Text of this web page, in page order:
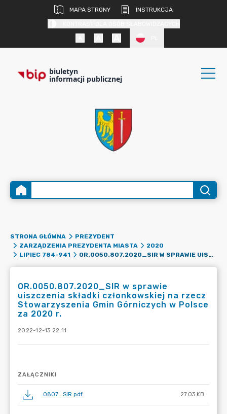
MAPA STRONY
INSTRUKCJA
biuletyn
informacji publicznej
STRONA GŁÓWNA
PREZYDENT
ZARZĄDZENIA PREZYDENTA MIASTA
2020
LIPIEC 784-941
OR.0050.807.2020_SIR W SPRAWIE UISZCZENIA SKŁADKI CZŁONKOWSKIEJ NA RZECZ STOWARZYSZENIA GMIN GÓRNICZYCH W POLSCE ZA 2020 R.
OR.0050.807.2020_SIR w sprawie
uiszczenia składki członkowskiej na rzecz
Stowarzyszenia Gmin Górniczych w Polsce
za 2020 r.
2022-12-13 22:11
ZAŁĄCZNIKI
0807_SIR.pdf 27.03 KB